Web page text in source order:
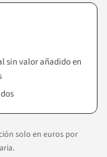
sin valor añadido en
solo en euros por